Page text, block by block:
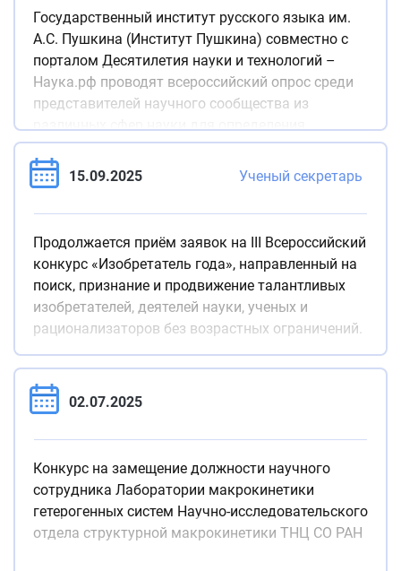
Государственный институт русского языка им.
А.С. Пушкина (Институт Пушкина) совместно с
порталом Десятилетия науки и технологий –
Наука.рф проводят всероссийский опрос среди
представителей научного сообщества из
научного слова года.
15.09.2025
Ученый секретарь
Продолжается приём заявок на III Всероссийский
конкурс «Изобретатель года», направленный на
поиск, признание и продвижение талантливых
изобретателей, деятелей науки, ученых и
рационализаторов без возрастных ограничений.
02.07.2025
Конкурс на замещение должности научного
сотрудника Лаборатории макрокинетики
гетерогенных систем Научно-исследовательского
отдела структурной макрокинетики ТНЦ СО РАН